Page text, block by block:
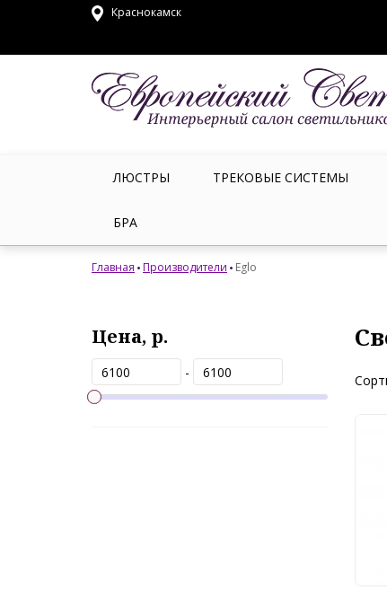
Краснокамск
ЛЮСТРЫ ТРЕКОВЫЕ СИСТЕМЫ
БРА
Главная Производители Eglo
Цена, р.
-